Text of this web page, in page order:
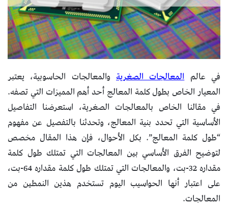
في عالمالمعالجات الصغرية والمعالجات الحاسوبية، يعتبر
المعيار الخاص بطول كلمة المعالج أحد أهم المميزات التي تصفه.
في مقالنا الخاص بالمعالجات الصغرية، استعرضنا التفاصيل
الأساسية التي تحدد بنية المعالج، وتحدثنا بالتفصيل عن مفهوم
“طول كلمة المعالج”. بكل الأحوال، فإن هذا المقال مخصص
لتوضيح الفرق الأساسي بين المعالجات التي تمتلك طول كلمة
مقداره 32-بت، والمعالجات التي تمتلك طول كلمة مقداره 64-بت،
على اعتبار أنها الحواسيب اليوم تستخدم هذين النمطين من
المعالجات.